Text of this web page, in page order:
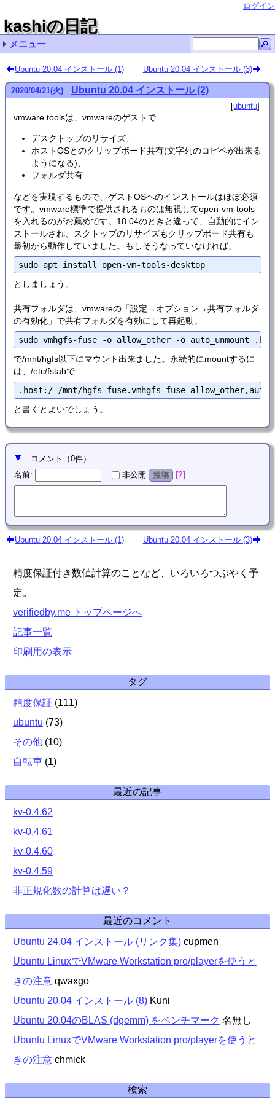
ログイン
kashiの日記
メニュー
最近の記事一覧
kv-0.4.62
kv-0.4.61
kv-0.4.60
kv-0.4.59
非正規化数の計算は遅い？
最近のコメント一覧
Ubuntu 24.04 インストール (リンク集) cupmen
Ubuntu LinuxでVMware Workstation pro/playerを
使うときの注意 qwaxgo
Ubuntu 20.04 インストール (8) Kuni
Ubuntu 20.04のBLAS (dgemm) をベンチマーク 名無
し
Ubuntu LinuxでVMware Workstation pro/playerを
使うときの注意 chmick
タグリスト
精度保証 (111)
ubuntu (73)
その他 (10)
自転車 (1)
Ubuntu 20.04 インストール (1) Ubuntu 20.04 インストール (3)
2020/04/21(火) Ubuntu 20.04 インストール (2)
ubuntu
vmware toolsは、vmwareのゲストで
デスクトップのリサイズ、
ホストOSとのクリップボード共有(文字列のコピペが出来る
ようになる)、
フォルダ共有
などを実現するもので、ゲストOSへのインストールはほぼ必須
です。vmware標準で提供されるものは無視してopen-vm-tools
を入れるのがお薦めです。18.04のときと違って、自動的にイン
ストールされ、スクトップのリサイズもクリップボード共有も
最初から動作していました。もしそうなっていなければ、
としましょう。
共有フォルダは、vmwareの「設定→オプション→共有フォルダ
の有効化」で共有フォルダを有効にして再起動。
で/mnt/hgfs以下にマウント出来ました。永続的にmountするに
は、/etc/fstabで
と書くとよいでしょう。
コメント （0件）
名前: 非公開 投稿 ?
Ubuntu 20.04 インストール (1) Ubuntu 20.04 インストール (3)
精度保証付き数値計算のことなど、いろいろつぶやく予
定。
verifiedby.me トップページへ
記事一覧
印刷用の表示
タグ
精度保証 (111)
ubuntu (73)
その他 (10)
自転車 (1)
最近の記事
kv-0.4.62
kv-0.4.61
kv-0.4.60
kv-0.4.59
非正規化数の計算は遅い？
最近のコメント
Ubuntu 24.04 インストール (リンク集) cupmen
Ubuntu LinuxでVMware Workstation pro/playerを使うと
きの注意 qwaxgo
Ubuntu 20.04 インストール (8) Kuni
Ubuntu 20.04のBLAS (dgemm) をベンチマーク 名無し
Ubuntu LinuxでVMware Workstation pro/playerを使うと
きの注意 chmick
検索